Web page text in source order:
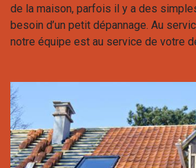
de la maison, parfois il y a des
besoin d’un petit dépannage. Au
notre équipe est au service de votre